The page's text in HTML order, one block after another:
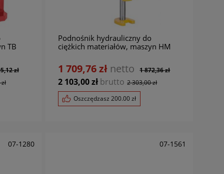
TB
zł
Podnośnik hydrauliczny do
ciężkich materiałów, maszyn HM
2 103,00 zł brutto 2 303,00 zł
Oszczędzasz200.00zł
1 709,76 zł netto 1 872,36 zł
07-1280 07-1561